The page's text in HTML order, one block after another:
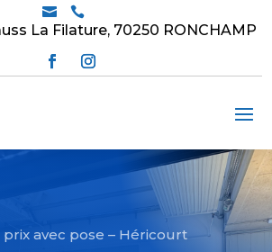
 
La Filature, 70250 RONCHAMP
avec pose – Héricourt